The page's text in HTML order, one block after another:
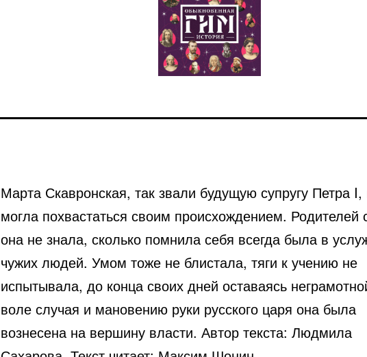
Марта Скавронская, так звали будущую супругу Петра I,
могла похвастаться своим происхождением. Родителей
она не знала, сколько помнила себя всегда была в
чужих людей. Умом тоже не блистала, тяги к учению не
испытывала, до конца своих дней оставаясь
воле случая и мановению руки русского царя она была
вознесена на вершину власти. Автор текста: Людмила